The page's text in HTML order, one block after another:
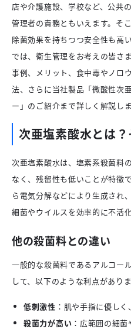
店や介護施設、学校など、公共
管理者の責務ともいえます。そ
除菌効果を持ちつつ安全性も高
では、衛生管理をお考えの皆さ
事例、メリット、食中毒やノロ
法、さらに当社製品「微酸性次
ー」のご紹介まで詳しく解説しま
次亜塩素酸水とは
次亜塩素酸水は、塩素系殺菌料
なく、残留性も低いことが特徴
ら電気分解などにより生成され
細菌やウイルスを効率的に不活化
他の殺菌料との違い
一般的な殺菌料であるアルコー
して、以下のような利点がありま
低刺激性 ：肌や手指に優し
殺菌力が高い ：広範囲の細